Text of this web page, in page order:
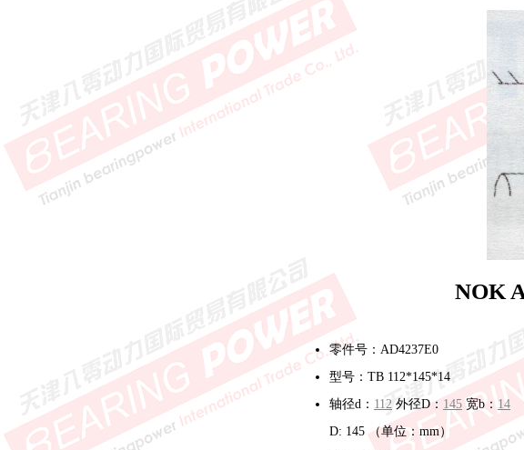
NOK
零件号：AD4237E0
型号：TB 112*145*14
轴径d： 112 外径D： 145 宽b： 14
D: 145 （单位：mm）